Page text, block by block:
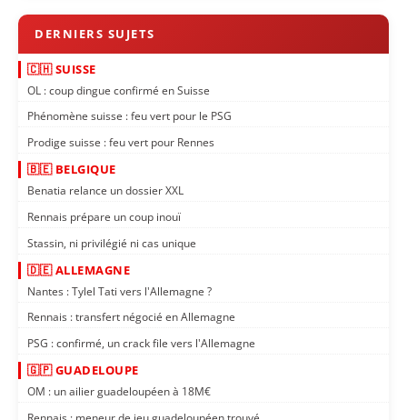
🇨🇭 SUISSE
OL : coup dingue confirmé en Suisse
Phénomène suisse : feu vert pour le PSG
Prodige suisse : feu vert pour Rennes
🇧🇪 BELGIQUE
Benatia relance un dossier XXL
Rennais prépare un coup inouï
Stassin, ni privilégié ni cas unique
🇩🇪 ALLEMAGNE
Nantes : Tylel Tati vers l'Allemagne ?
Rennais : transfert négocié en Allemagne
PSG : confirmé, un crack file vers l'Allemagne
🇬🇵 GUADELOUPE
OM : un ailier guadeloupéen à 18M€